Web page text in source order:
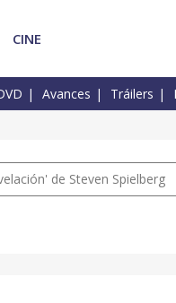
CINE
Avances Tráilers
de Steven Spielberg